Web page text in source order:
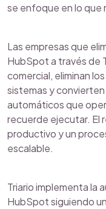
se enfoque en lo que
Las empresas que
HubSpot a través de
comercial, eliminan
sistemas y
automáticos que
recuerde ejecutar. El
productivo y un
escalable.
Triario implementa la
HubSpot siguiendo